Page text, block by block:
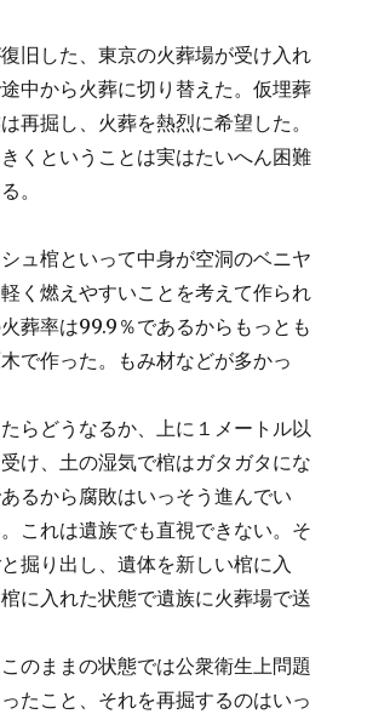
旧した、東京の火葬場が受け入れ
中から火葬に切り替えた。仮埋葬
再掘し、火葬を熱烈に希望した。
くということは実はたいへん困難
。
ュ棺といって中身が空洞のベニヤ
く燃えやすいことを考えて作られ
葬率は99.9％であるからもっとも
で作った。もみ材などが多かっ
らどうなるか、上に１メートル以
け、土の湿気で棺はガタガタにな
るから腐敗はいっそう進んでい
これは遺族でも直視できない。そ
掘り出し、遺体を新しい棺に入
に入れた状態で遺族に火葬場で送
のままの状態では公衆衛生上問題
たこと、それを再掘するのはいっ